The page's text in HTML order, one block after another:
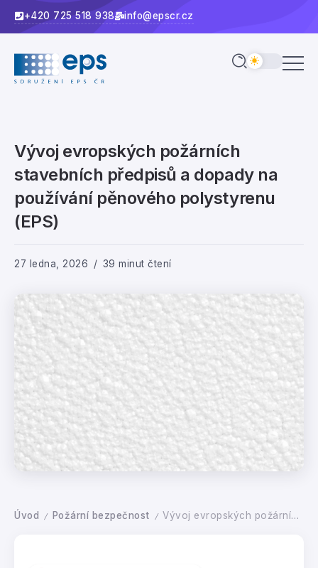
+420 725 518 938 info@epscr.cz
Vývoj evropských požárních
stavebních předpisů a dopady na
používání pěnového polystyrenu
(EPS)
27 ledna, 2026 39 minut čtení
Úvod / Požární bezpečnost / Vývoj evropských požárních stavebních předpisů a dopady na používání pěnového polystyrenu (EPS)